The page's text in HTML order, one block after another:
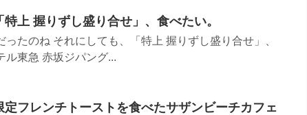
上 握りずし盛り合せ」、食べたい。
ったのね それにしても、「特上 握りずし盛り合せ」、
ル東急 赤坂ジパング...
フレンチトーストを食べたサザンビーチカフェ